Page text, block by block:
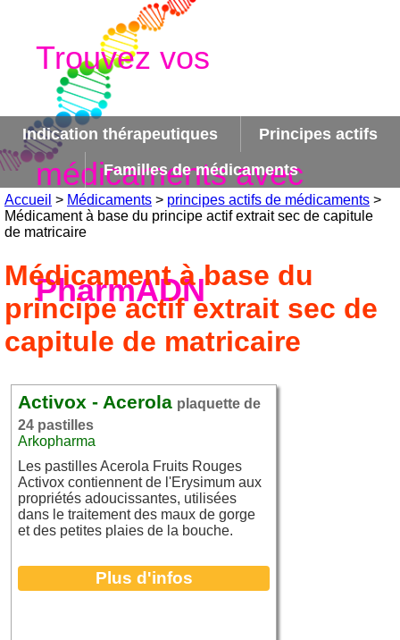
Trouvez vos
médicaments avec
PharmADN
Indication thérapeutiques
Principes actifs
Familles de médicaments
Accueil > Médicaments > principes actifs de médicaments >
Médicament à base du principe actif extrait sec de capitule
de matricaire
Médicament à base du
principe actif extrait sec de
capitule de matricaire
Activox - Acerola plaquette de
24 pastilles
Arkopharma
Les pastilles Acerola Fruits Rouges
Activox contiennent de l'Erysimum aux
propriétés adoucissantes, utilisées
dans le traitement des maux de gorge
et des petites plaies de la bouche.
Plus d'infos